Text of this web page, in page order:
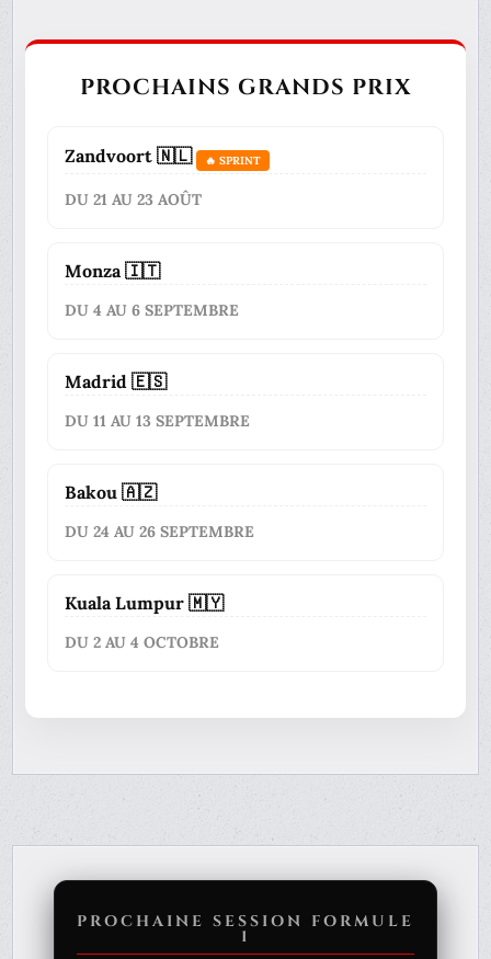
PROCHAINS GRANDS PRIX
Zandvoort 🇳🇱 🔥 SPRINT
DU 21 AU 23 AOÛT
Monza 🇮🇹
DU 4 AU 6 SEPTEMBRE
Madrid 🇪🇸
DU 11 AU 13 SEPTEMBRE
Bakou 🇦🇿
DU 24 AU 26 SEPTEMBRE
Kuala Lumpur 🇲🇾
DU 2 AU 4 OCTOBRE
PROCHAINE SESSION FORMULE
1